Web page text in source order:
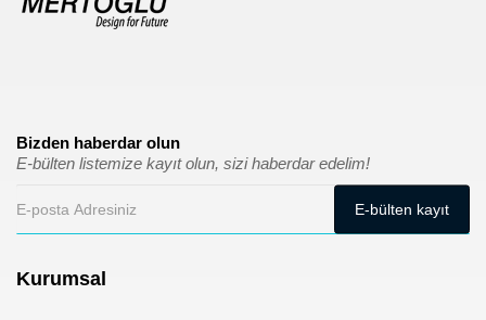
Bizden haberdar olun
E-bülten listemize kayıt olun, sizi haberdar edelim!
Kurumsal